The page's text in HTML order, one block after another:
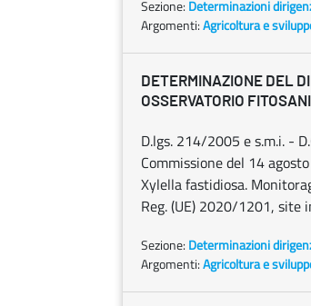
Sezione: Determinazioni
Argomenti:Agricoltura e
DETERMINAZIONE DEL
OSSERVATORIO
D.lgs. 214/2005 e s.m.i. -
Commissione del 14
Xylella fastidiosa.
Reg. (UE) 2020/1201, site
Sezione: Determinazioni
Argomenti:Agricoltura e